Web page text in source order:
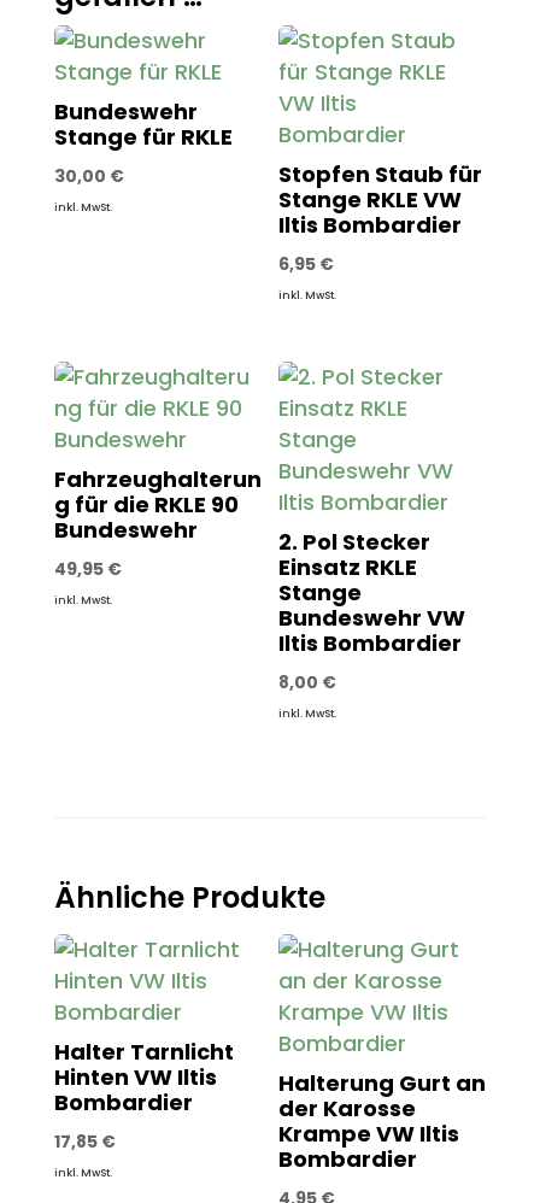
Bundeswehr
Stange für RKLE
30,00 €
inkl. MwSt.
Stopfen Staub für
Stange RKLE VW
Iltis Bombardier
6,95 €
inkl. MwSt.
Fahrzeughalterun
g für die RKLE 90
Bundeswehr
49,95 €
inkl. MwSt.
2. Pol Stecker
Einsatz RKLE
Stange
Bundeswehr VW
Iltis Bombardier
8,00 €
inkl. MwSt.
Ähnliche Produkte
Halter Tarnlicht
Hinten VW Iltis
Bombardier
17,85 €
inkl. MwSt.
Halterung Gurt an
der Karosse
Krampe VW Iltis
Bombardier